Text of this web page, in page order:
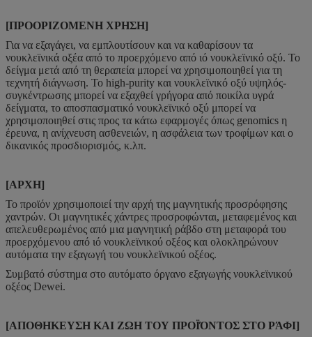
[ΠΡΟΟΡΙΖΟΜΕΝΗ ΧΡΗΣΗ]
Για να εξαγάγει, να εμπλουτίσουν και να καθαρίσουν τα
νουκλεϊνικά οξέα από το προερχόμενο από ιό νουκλεϊνικό οξύ. Το
δείγμα μετά από τη θεραπεία μπορεί να χρησιμοποιηθεί για τη
τεχνητή διάγνωση. Το high-purity και νουκλεϊνικό οξύ υψηλός-
συγκέντρωσης μπορεί να εξαχθεί γρήγορα από ποικίλα υγρά
δείγματα, το αποσπασματικό νουκλεϊνικό οξύ μπορεί να
χρησιμοποιηθεί στις προς τα κάτω εφαρμογές όπως genomics η
έρευνα, η ανίχνευση ασθενειών, η ασφάλεια των τροφίμων και ο
δικανικός προσδιορισμός, κ.λπ.
[ΑΡΧΗ]
Το προϊόν χρησιμοποιεί την αρχή της μαγνητικής προσρόφησης
χαντρών. Οι μαγνητικές χάντρες προσροφώνται, μεταφεμένος και
απελευθερωμένος από μια μαγνητική ράβδο στη μεταφορά του
προερχόμενου από ιό νουκλεϊνικού οξέος και ολοκληρώνουν
αυτόματα την εξαγωγή του νουκλεϊνικού οξέος.
Συμβατό σύστημα στο αυτόματο όργανο εξαγωγής νουκλεϊνικού
οξέος Dewei.
[ΑΠΟΘΗΚΕΥΣΗ ΚΑΙ ΖΩΗ ΤΟΥ ΠΡΟΪΌΝΤΟΣ ΣΤΟ ΡΆΦΙ]